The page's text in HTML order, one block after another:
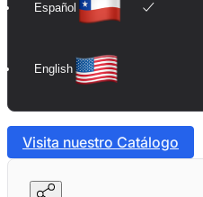
Español
English
Visita nuestro Catálogo